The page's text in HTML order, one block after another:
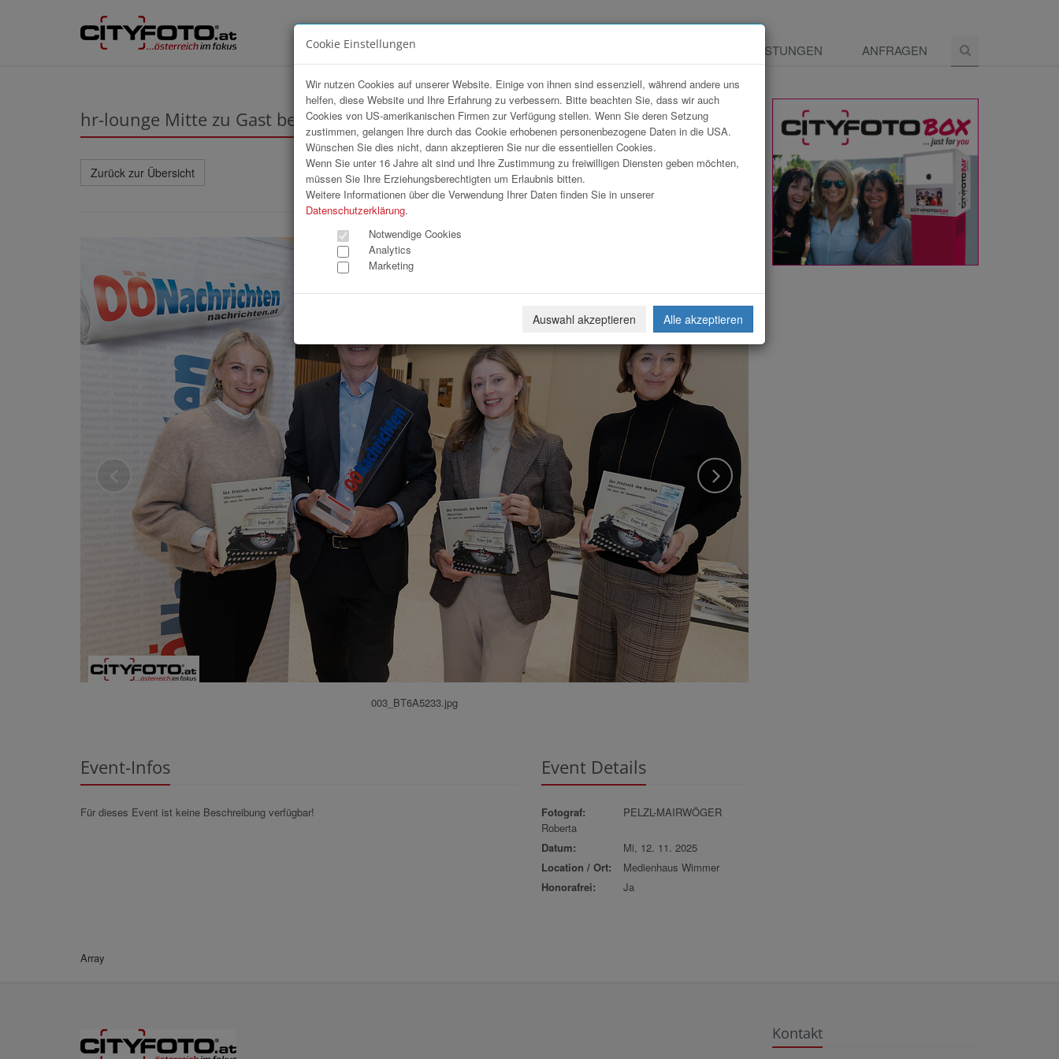
LEISTUNGEN ANFRAGEN
hr-lounge Mitte zu Gast bei Medienhaus Wimmer
Zurück zur Übersicht Download Weiterleiten
003_BT6A5233.jpg
Event-Infos
Für dieses Event ist keine Beschreibung verfügbar!
Event Details
Fotograf:
PELZL-MAIRWÖGER
Roberta
Datum:
Mi, 12. 11. 2025
Location / Ort:
Medienhaus Wimmer
Honorafrei:
Ja
Array
Kontakt
Cookie Einstellungen
Wir nutzen Cookies auf unserer Website. Einige von ihnen sind essenziell, während andere uns
helfen, diese Website und Ihre Erfahrung zu verbessern. Bitte beachten Sie, dass wir auch
Cookies von US-amerikanischen Firmen zur Verfügung stellen. Wenn Sie deren Setzung
zustimmen, gelangen Ihre durch das Cookie erhobenen personenbezogene Daten in die USA.
Wünschen Sie dies nicht, dann akzeptieren Sie nur die essentiellen Cookies.
Wenn Sie unter 16 Jahre alt sind und Ihre Zustimmung zu freiwilligen Diensten geben möchten,
müssen Sie Ihre Erziehungsberechtigten um Erlaubnis bitten.
Weitere Informationen über die Verwendung Ihrer Daten finden Sie in unserer
Datenschutzerklärung.
Notwendige Cookies
Analytics
Marketing
Auswahl akzeptieren Alle akzeptieren